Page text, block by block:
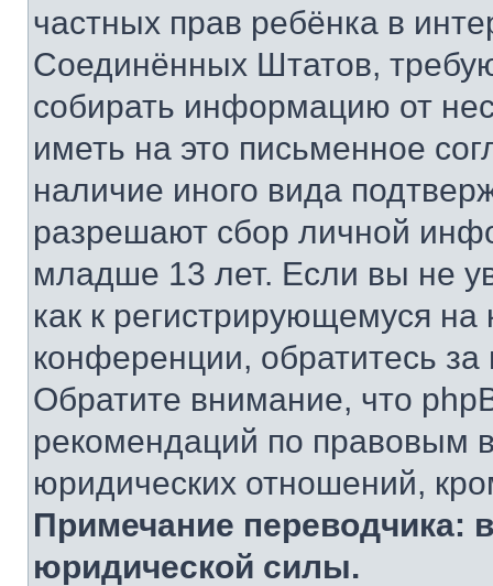
частных прав ребёнка в
Соединённых Штатов,
собирать информацию от
иметь на это письменное
наличие иного вида
разрешают сбор личной
младше 13 лет. Если вы не
как к регистрирующемуся
конференции, обратитесь
Обратите внимание, что
рекомендаций по правовым
юридических отношений,
Примечание переводчика:
юридической силы.